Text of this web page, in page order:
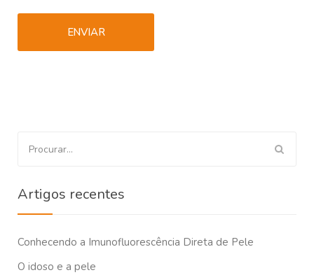
por:
Artigos recentes
Conhecendo a Imunofluorescência Direta de Pele
O idoso e a pele